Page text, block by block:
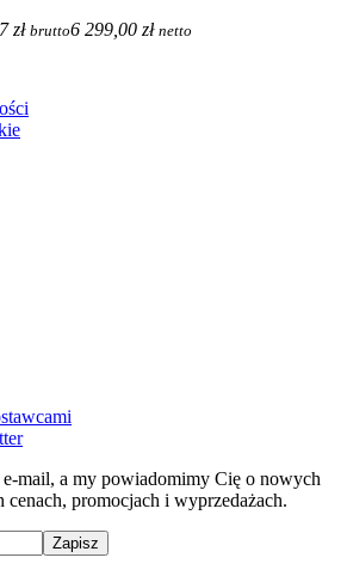
złbrutto6 299,00 zł netto
e-mail, a my powiadomimy Cię o nowych
cenach, promocjach i wyprzedażach.